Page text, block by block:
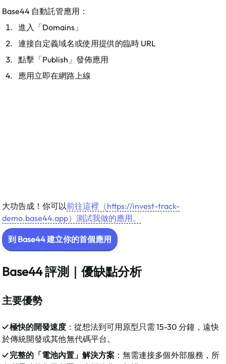
Base44 自動託管應用：​
進入「Domains」
連接自定義域名或使用提供的臨時 URL
點擊「Publish」發佈應用
應用立即在網路上線
大功告成！你可以前往這裡（https://invest-track-
demo.base44.app）測試我做的應用。
到 Base44 建立你的首個應用
Base44 評測｜優缺點分析
主要優勢
✓ 極快的開發速度 ：從想法到可用原型只需 15-30 分鐘，遠快
於傳統開發或其他無代碼平台。
✓ 完整的「電池內置」解決方案 ：無需連接多個外部服務，所